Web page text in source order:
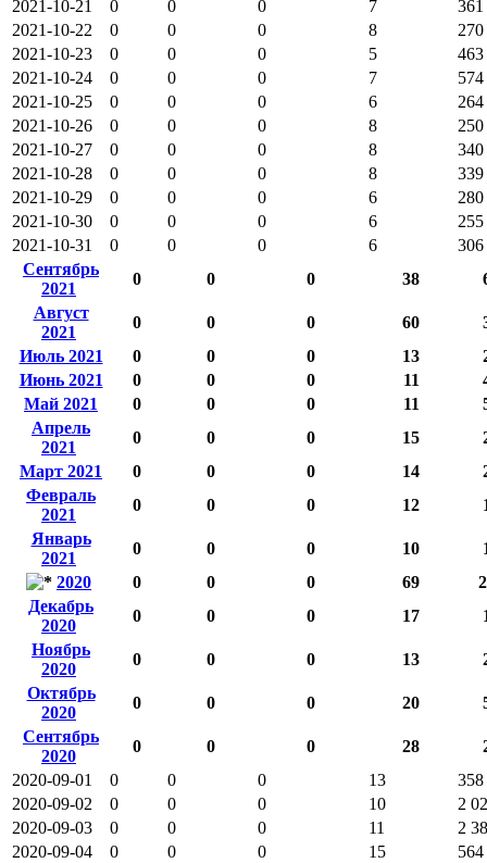
2021-10-21
0 0 0 7
361
2021-10-22
0 0 0 8
270
2021-10-23
0 0 0 5
463
2021-10-24
0 0 0 7
574
2021-10-25
0 0 0 6
264
2021-10-26
0 0 0 8
250
2021-10-27
0 0 0 8
340
2021-10-28
0 0 0 8
339
2021-10-29
0 0 0 6
280
2021-10-30
0 0 0 6
255
2021-10-31
0 0 0 6
306
Сентябрь
2021
0 0 0 38
Август
2021
0 0 0 60
Июль 2021
0 0 0 13
Июнь 2021
0 0 0 11
Май 2021
0 0 0 11
Апрель
2021
0 0 0 15
Март 2021
0 0 0 14
Февраль
2021
0 0 0 12
Январь
2021
0 0 0 10
2020
0 0 0 69
Декабрь
2020
0 0 0 17
Ноябрь
2020
0 0 0 13
Октябрь
2020
0 0 0 20
Сентябрь
2020
0 0 0 28
2020-09-01
0 0 0 13
358
2020-09-02
0 0 0 10
2
2020-09-03
0 0 0 11
2
2020-09-04
0 0 0 15
564